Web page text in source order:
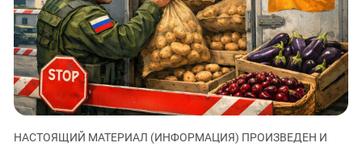
ЗАСТАВЛЯЕТ
КАВКАЗ ЗА ПАЛЕСТИНУ
ИНАКОМЫСЛИЕ В ЧЕЧНЕ
ПРЕСЛЕДОВАНИЕ АКТИВИСТОВ
МОБИЛИЗАЦИЯ И ПРОТЕСТЫ
Дагестан
Ингушетия
Кабардино-Балкария
Калмыкия
Карачаево-Черкесия
Краснодарский край
НАСТОЯЩИЙ МАТЕРИАЛ (ИНФОРМАЦИЯ) ПРОИЗВЕДЕН И